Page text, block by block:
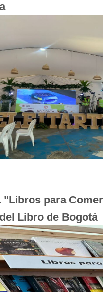
"Libros para
Libro de Bogotá